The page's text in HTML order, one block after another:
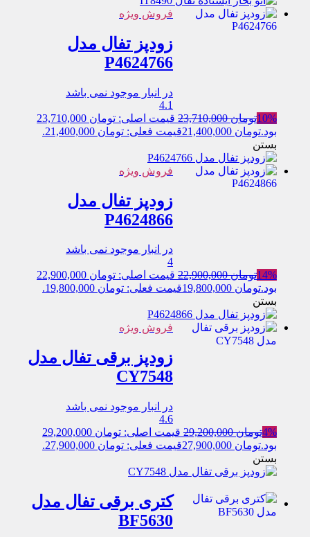
فروش ویژه
زودپز تفال مدل
P4624766
در انبار موجود نمی باشد
4.1
10%تومان23,710,000
قیمت اصلی: تومان 23,710,000
بود.تومان
قیمت فعلی: تومان 21,400,000.
بستن
فروش ویژه
زودپز تفال مدل
P4624866
در انبار موجود نمی باشد
4
14%تومان22,900,000
قیمت اصلی: تومان 22,900,000
بود.تومان
قیمت فعلی: تومان 19,800,000.
بستن
فروش ویژه
زودپز برقی تفال مدل
CY7548
در انبار موجود نمی باشد
4.6
4%تومان29,200,000
قیمت اصلی: تومان 29,200,000
بود.تومان
قیمت فعلی: تومان 27,900,000.
بستن
کتری برقی تفال مدل
BF5630